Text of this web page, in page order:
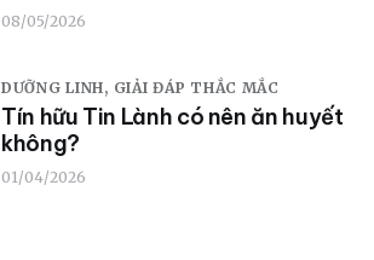
08/05/2026
DƯỠNG LINH, GIẢI ĐÁP THẮC MẮC
Tín hữu Tin Lành có nên ăn huyết
không?
01/04/2026